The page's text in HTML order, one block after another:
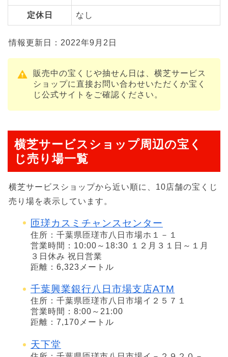
定休日 なし
情報更新日：2022年9月2日
販売中の宝くじや抽せん日は、横芝サービス
ショップに直接お問い合わせいただくか宝く
じ公式サイトをご確認ください。
横芝サービスショップ周辺の宝く
じ売り場一覧
横芝サービスショップから近い順に、10店舗の宝くじ
売り場を表示しています。
匝瑳カスミチャンスセンター
住所：千葉県匝瑳市八日市場ホ１－１
営業時間：10:00～18:30 １２月３１日～１月
３日休み 祝日営業
距離：6,323メートル
千葉興業銀行八日市場支店ATM
住所：千葉県匝瑳市八日市場イ２５７１
営業時間：8:00～21:00
距離：7,170メートル
天下堂